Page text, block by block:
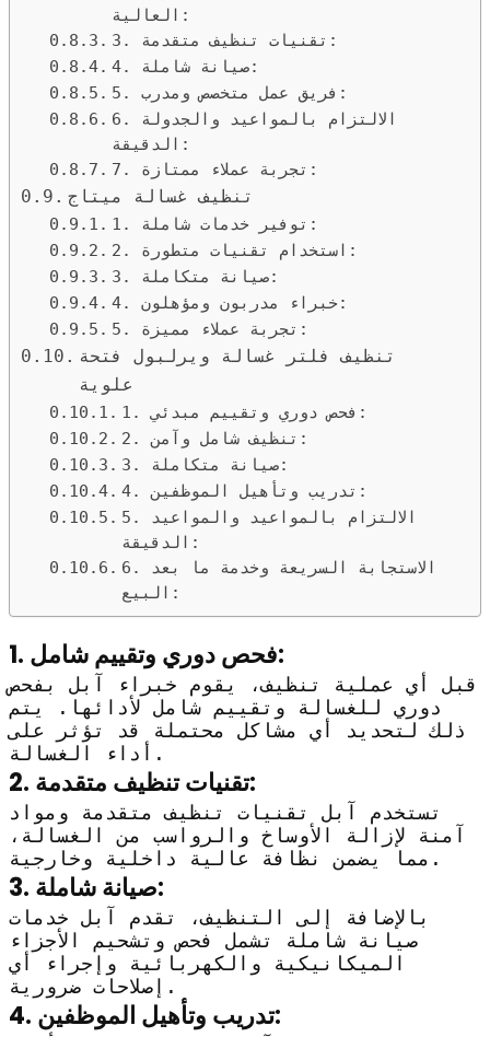
العالية:
3. تقنيات تنظيف متقدمة:
4. صيانة شاملة:
5. فريق عمل متخصص ومدرب:
6. الالتزام بالمواعيد والجدولة
الدقيقة:
7. تجربة عملاء ممتازة:
تنظيف غسالة ميتاج
1. توفير خدمات شاملة:
2. استخدام تقنيات متطورة:
3. صيانة متكاملة:
4. خبراء مدربون ومؤهلون:
5. تجربة عملاء مميزة:
تنظيف فلتر غسالة ويرلبول فتحة
علوية
1. فحص دوري وتقييم مبدئي:
2. تنظيف شامل وآمن:
3. صيانة متكاملة:
4. تدريب وتأهيل الموظفين:
5. الالتزام بالمواعيد والمواعيد
الدقيقة:
6. الاستجابة السريعة وخدمة ما بعد
البيع:
1. فحص دوري وتقييم شامل:
قبل أي عملية تنظيف، يقوم خبراء آبل بفحص
دوري للغسالة وتقييم شامل لأدائها. يتم
ذلك لتحديد أي مشاكل محتملة قد تؤثر على
أداء الغسالة.
2. تقنيات تنظيف متقدمة:
تستخدم آبل تقنيات تنظيف متقدمة ومواد
آمنة لإزالة الأوساخ والرواسب من الغسالة،
مما يضمن نظافة عالية داخلية وخارجية.
3. صيانة شاملة:
بالإضافة إلى التنظيف، تقدم آبل خدمات
صيانة شاملة تشمل فحص وتشحيم الأجزاء
الميكانيكية والكهربائية وإجراء أي
إصلاحات ضرورية.
4. تدريب وتأهيل الموظفين: